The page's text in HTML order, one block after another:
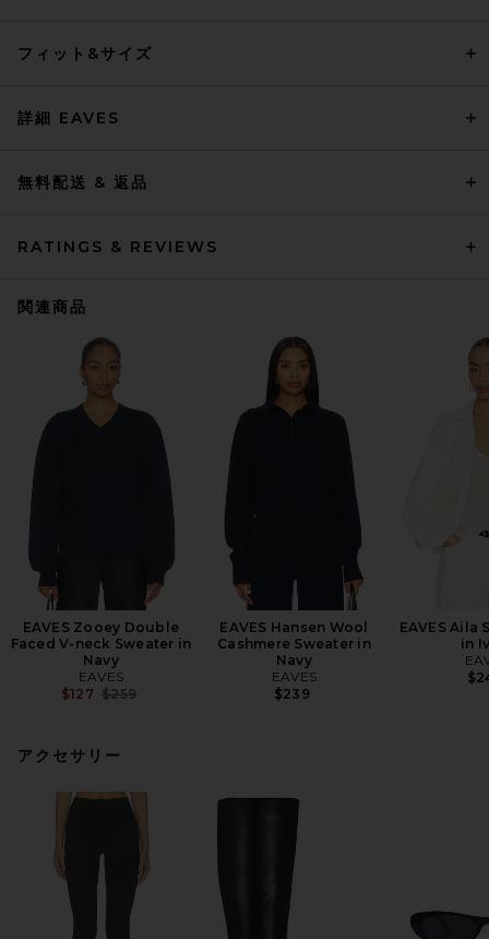
フィット&サイズ
詳細 EAVES
無料配送 & 返品
RATINGS & REVIEWS
関連商品
EAVES Zooey Double
Faced V-neck Sweater in
Navy
EAVES
$127 Previous price:
$259
EAVES Hansen Wool
Cashmere Sweater in
Navy
EAVES
$239
EAVES Aila
in
アクセサリー